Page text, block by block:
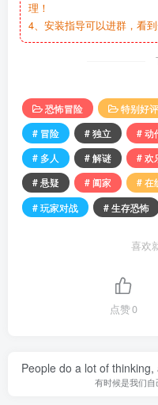
理！
4、安装指导可以进群，看
恐怖冒险
特别好评
# 冒险
# 独立 # 动
# 多人
# 解谜 # 欢
# 悬疑
# 阖家 # 在
# 玩家对战
# 生存恐怖
喜欢
点赞0
People do a lot of
有时候是我们